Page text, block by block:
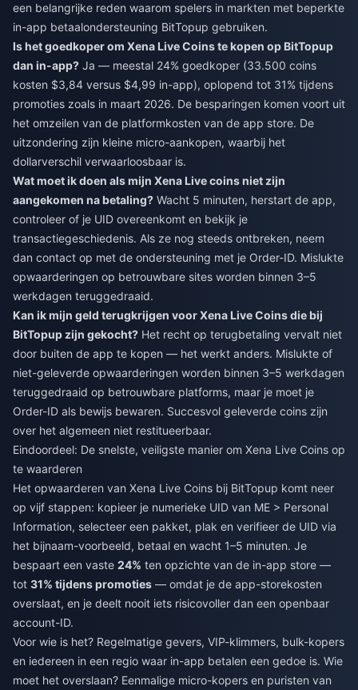
een belangrijke reden waarom spelers in markten met beperkte
in-app betaalondersteuning BitTopup gebruiken.
Is het goedkoper om Xena Live Coins te kopen op BitTopup
dan in-app? Ja — meestal 24% goedkoper (33.500 coins
kosten $3,84 versus $4,99 in-app), oplopend tot 31% tijdens
promoties zoals in maart 2026. De besparingen komen voort uit
het omzeilen van de platformkosten van de app store. De
uitzondering zijn kleine micro-aankopen, waarbij het
dollarverschil verwaarloosbaar is.
Wat moet ik doen als mijn Xena Live coins niet zijn
aangekomen na betaling? Wacht 5 minuten, herstart de app,
controleer of je UID overeenkomt en bekijk je
transactiegeschiedenis. Als ze nog steeds ontbreken, neem
dan contact op met de ondersteuning met je Order-ID. Mislukte
opwaarderingen op betrouwbare sites worden binnen 3–5
werkdagen teruggedraaid.
Kan ik mijn geld terugkrijgen voor Xena Live Coins die bij
BitTopup zijn gekocht? Het recht op terugbetaling vervalt niet
door buiten de app te kopen — het werkt anders. Mislukte of
niet-geleverde opwaarderingen worden binnen 3–5 werkdagen
teruggedraaid op betrouwbare platforms, maar je moet je
Order-ID als bewijs bewaren. Succesvol geleverde coins zijn
over het algemeen niet restitueerbaar.
Eindoordeel: De snelste, veiligste manier om Xena Live Coins op
te waarderen
Het opwaarderen van Xena Live Coins bij BitTopup komt neer
op vijf stappen: kopieer je numerieke UID van ME > Personal
Information, selecteer een pakket, plak en verifieer de UID via
het bijnaam-voorbeeld, betaal en wacht 1–5 minuten. Je
bespaart een vaste 24% ten opzichte van de in-app store —
tot 31% tijdens promoties — omdat je de app-storekosten
overslaat, en je deelt nooit iets risicovoller dan een openbaar
account-ID.
Voor wie is het? Regelmatige gevers, VIP-klimmers, bulk-kopers
en iedereen in een regio waar in-app betalen een gedoe is. Wie
moet het overslaan? Eenmalige micro-kopers en puristen van